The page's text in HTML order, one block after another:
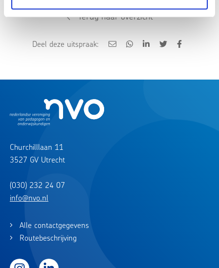
Terug naar overzicht
Deel deze uitspraak:
Churchilllaan 11
3527 GV Utrecht
(030) 232 24 07
info@nvo.nl
Alle contactgegevens
Routebeschrijving